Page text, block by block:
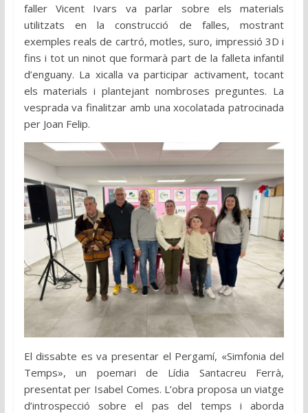
faller Vicent Ivars va parlar sobre els materials
utilitzats en la construcció de falles, mostrant
exemples reals de cartró, motles, suro, impressió 3D i
fins i tot un ninot que formarà part de la falleta infantil
d’enguany. La xicalla va participar activament, tocant
els materials i plantejant nombroses preguntes. La
vesprada va finalitzar amb una xocolatada patrocinada
per Joan Felip.
El dissabte es va presentar el Pergamí, «Simfonia del
Temps», un poemari de Lídia Santacreu Ferrà,
presentat per Isabel Comes. L’obra proposa un viatge
d’introspecció sobre el pas del temps i aborda